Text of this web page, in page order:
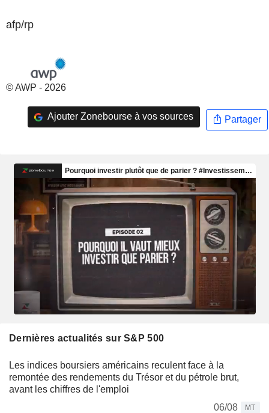
afp/rp
© AWP - 2026
Ajouter Zonebourse à vos sources Partager
Dernières actualités sur S&P 500
Les indices boursiers américains reculent face à la
remontée des rendements du Trésor et du pétrole brut,
avant les chiffres de l'emploi
06/08
MT